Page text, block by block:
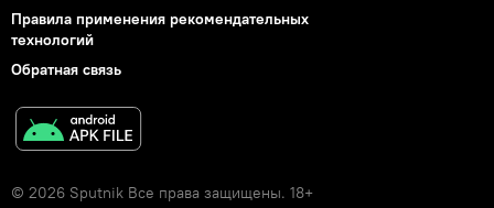
Правила применения рекомендательных
технологий
Обратная связь
© 2026 Sputnik Все права защищены. 18+